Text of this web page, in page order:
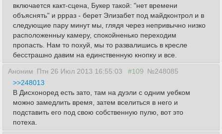
включается какт-сцена, Букер такой: "нет времени
объяснять" и ррраз - берет Элизабет под майдконтрол и в
следующие пару минут мы, глядя через непривычно низко
расположенныу камеру, спокойненько переходим
пропасть. Нам то похуй, мы то развалишись в кресле
бесстрашно давим на единственную кнопку и все.
Аноним Птн 26 Июл 2013 16:55:03 #109 №248085
>>248013
В Дисхоноред есть зато, там на дуэли с одним уебком
можно замедлить время, затем вселиться в него и
подставить его под свою собственную пулю, вот это
потеха.